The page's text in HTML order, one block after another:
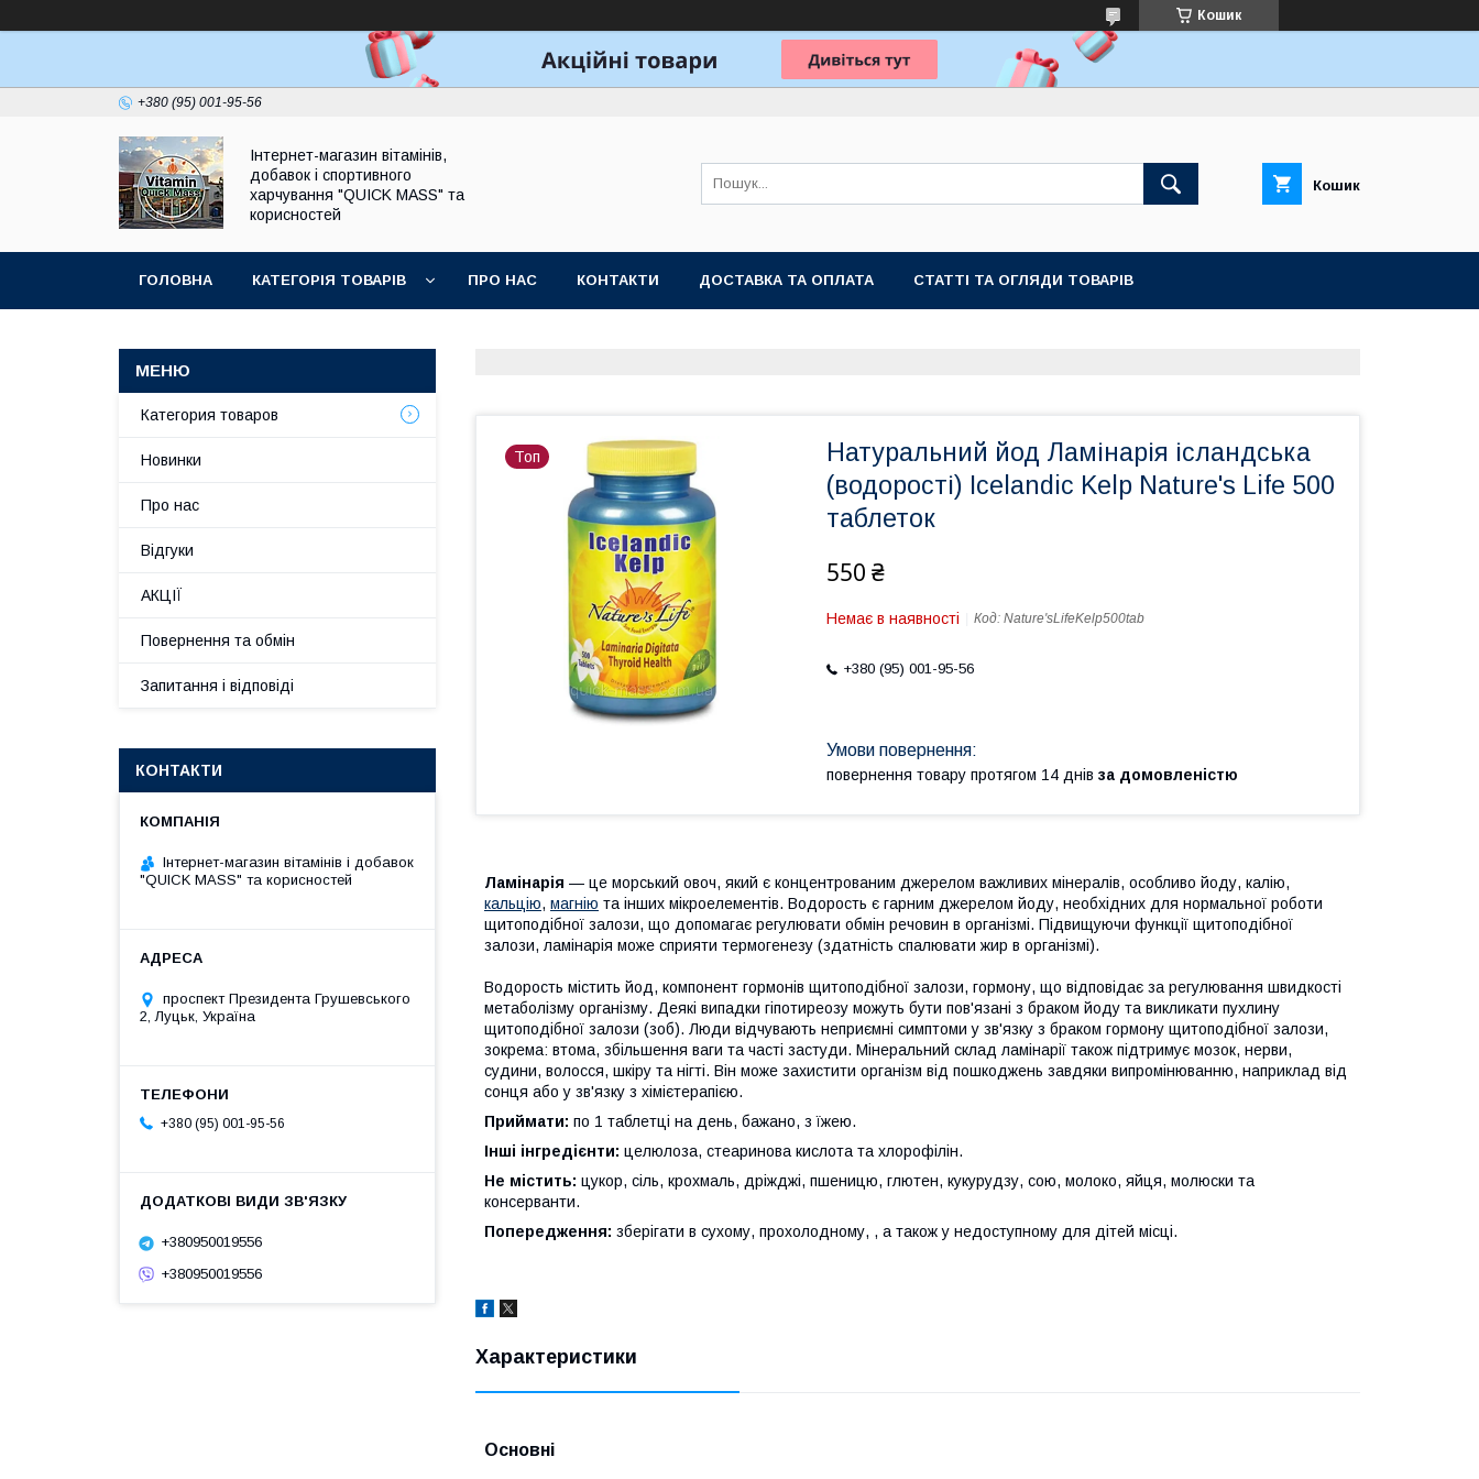
Кошик
+380 (95) 001-95-56
Інтернет-магазин вітамінів,
добавок і спортивного
харчування "QUICK MASS" та
корисностей
Кошик
ГОЛОВНА КАТЕГОРІЯ ТОВАРІВ ПРО НАС КОНТАКТИ ДОСТАВКА ТА ОПЛАТА СТАТТІ ТА ОГЛЯДИ ТОВАРІВ
Топ
Натуральний йод Ламінарія ісландська
(водорості) Icelandic Kelp Nature's Life 500
таблеток
550 ₴
Немає в наявності Код: Nature'sLifeKelp500tab
+380 (95) 001-95-56
повернення товару протягом 14 днів за домовленістю
Ламінарія — це морський овоч, який є концентрованим джерелом важливих мінералів, особливо йоду, калію,
кальцію, магнію та інших мікроелементів. Водорость є гарним джерелом йоду, необхідних для нормальної роботи
щитоподібної залози, що допомагає регулювати обмін речовин в організмі. Підвищуючи функції щитоподібної
залози, ламінарія може сприяти термогенезу (здатність спалювати жир в організмі).
Водорость містить йод, компонент гормонів щитоподібної залози, гормону, що відповідає за регулювання швидкості
метаболізму організму. Деякі випадки гіпотиреозу можуть бути пов'язані з браком йоду та викликати пухлину
щитоподібної залози (зоб). Люди відчувають неприємні симптоми у зв'язку з браком гормону щитоподібної залози,
зокрема: втома, збільшення ваги та часті застуди. Мінеральний склад ламінарії також підтримує мозок, нерви,
судини, волосся, шкіру та нігті. Він може захистити організм від пошкоджень завдяки випромінюванню, наприклад від
сонця або у зв'язку з хімієтерапією.
Приймати: по 1 таблетці на день, бажано, з їжею.
Інші інгредієнти: целюлоза, стеаринова кислота та хлорофілін.
Не містить: цукор, сіль, крохмаль, дріжджі, пшеницю, глютен, кукурудзу, сою, молоко, яйця, молюски та
консерванти.
Попередження: зберігати в сухому, прохолодному, , а також у недоступному для дітей місці.
Характеристики
Основні
Категория товаров
Новинки
Про нас
Відгуки
АКЦІЇ
Повернення та обмін
Запитання і відповіді
КОНТАКТИ
Інтернет-магазин вітамінів і добавок
"QUICK MASS" та корисностей
проспект Президента Грушевського
2, Луцьк, Україна
+380 (95) 001-95-56
+380950019556
+380950019556